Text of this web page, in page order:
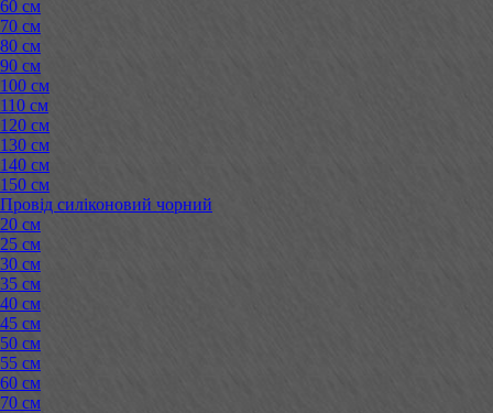
60 см
70 см
80 см
90 см
100 см
110 см
120 см
130 см
140 см
150 см
Провід силіконовий чорний
20 см
25 см
30 см
35 см
40 см
45 см
50 см
55 см
60 см
70 см